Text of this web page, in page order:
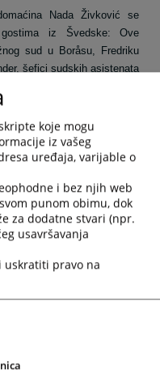
Nada Živković se
iz Švedske: Ove
sud u Boråsu, Fredriku
šefici sudskih asistenata
DC Malmö i Pernilli Flank,
izrazila Ameli Trožić i Neri
koje mogu
iz vašeg
uređaja, varijable o
i bez njih web
punom obimu, dok
za dodatne stvari (npr.
usavršavanja
uskratiti pravo na